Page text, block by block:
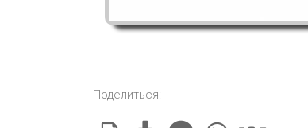
Поделиться: